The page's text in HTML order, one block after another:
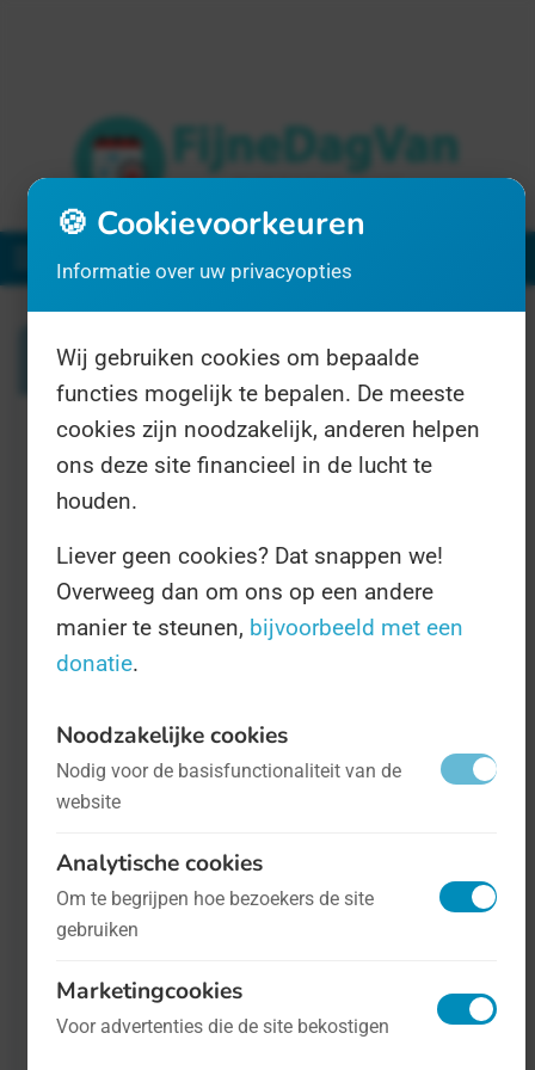
Menu
Zoeken
1 resultaat voor "alzheimer"
Internationale Dag tegen Alzheimer
- op
21 september
Op 21 september staan we ieder jaar stil
bij mensen die aan Alzheimer lijden, een
ziekte die geheugenverlies veroorzaakt,
en die vooral bij ouderen voorkomt.
🍪 Cookievoorkeuren
Informatie over uw privacyopties
Wij gebruiken cookies om bepaalde
functies mogelijk te bepalen. De meeste
cookies zijn noodzakelijk, anderen helpen
ons deze site financieel in de lucht te
houden.
Liever geen cookies? Dat snappen we!
Overweeg dan om ons op een andere
manier te steunen, bijvoorbeeld met een
donatie.
Noodzakelijke cookies
Nodig voor de basisfunctionaliteit van de
website
Analytische cookies
Om te begrijpen hoe bezoekers de site
gebruiken
Marketingcookies
Voor advertenties die de site bekostigen